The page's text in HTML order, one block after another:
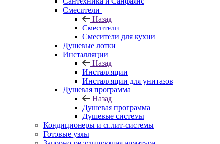
Смесители
Назад
Смесители
Смесители для кухни
Душевые лотки
Инсталляции
Назад
Инсталляции
Инсталляции для унитазов
Душевая программа
Назад
Душевая программа
Душевые системы
Кондиционеры и сплит-системы
Готовые узлы